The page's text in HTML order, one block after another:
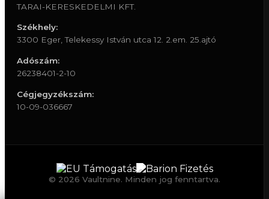
TARAI-KERESKEDELMI KFT.
Székhely:
3300 Eger, Telekessy István utca 12. 2.em. 25.ajtó
Adószám:
26238401-2-10
Cégjegyzékszám:
10-09-036667
© 2026 Vaultnine. Minden jog fenntartva.